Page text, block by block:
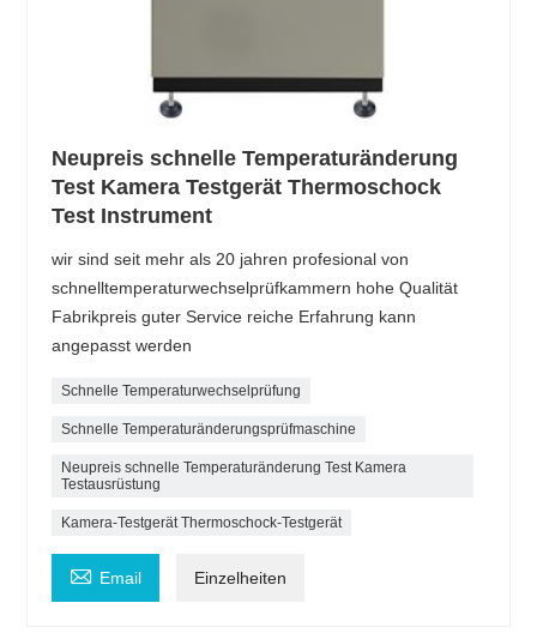
Neupreis schnelle Temperaturänderung
Test Kamera Testgerät Thermoschock
Test Instrument
wir sind seit mehr als 20 jahren profesional von
schnelltemperaturwechselprüfkammern hohe Qualität
Fabrikpreis guter Service reiche Erfahrung kann
angepasst werden
Schnelle Temperaturwechselprüfung
Schnelle Temperaturänderungsprüfmaschine
Neupreis schnelle Temperaturänderung Test Kamera
Testausrüstung
Kamera-Testgerät Thermoschock-Testgerät
 Email Einzelheiten